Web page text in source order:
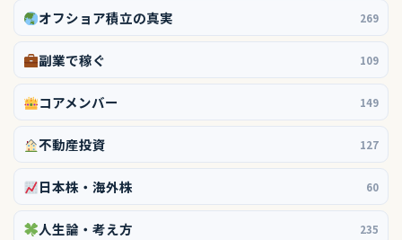
オフショア積立の真実 269
副業で稼ぐ 109
コアメンバー 149
不動産投資 127
日本株・海外株 60
人生論・考え方 235